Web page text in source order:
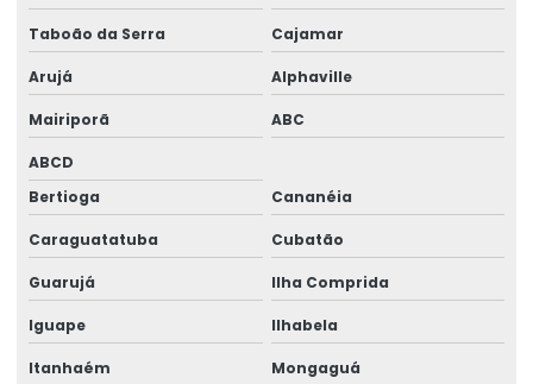
Orçamento galpão estrutura metálica
Orçamento projeto estrutural
Orçamento projeto estrutural metálico
Projeto Alvenaria Estrutural
Projeto de armazém graneleiro
Projeto Arquitetônico De Galpão Metalico
Projeto Barracão Estrutura Metalica
Projeto Barracao Metalico
Taboão da Serra Cajamar
Arujá Alphaville
Mairiporã ABC
ABCD
Bertioga
Cananéia
Caraguatatuba Cubatão
Guarujá Ilha Comprida
Iguape Ilhabela
Itanhaém Mongaguá